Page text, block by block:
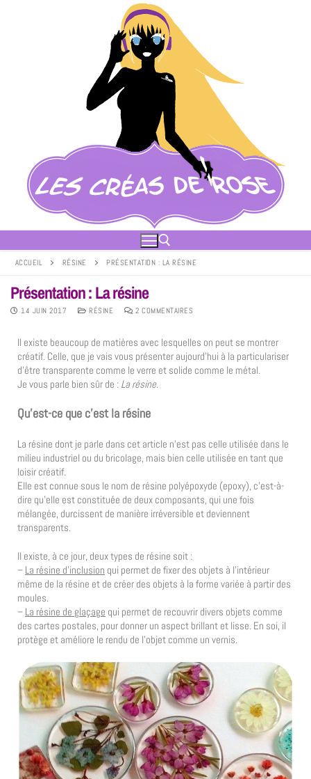
ACCUEIL RÉSINE PRÉSENTATION : LA RÉSINE
Présentation : La résine
14 JUIN 2017 RÉSINE 2 COMMENTAIRES
Il existe beaucoup de matières avec lesquelles on peut se montrer
créatif. Celle, que je vais vous présenter aujourd’hui à la particulariser
d’être transparente comme le verre et solide comme le métal.
Je vous parle bien sûr de : La résine.
Qu’est-ce que c’est la résine
La résine dont je parle dans cet article n’est pas celle utilisée dans le
milieu industriel ou du bricolage, mais bien celle utilisée en tant que
loisir créatif.
Elle est connue sous le nom de résine polyépoxyde (epoxy), c’est-à-
dire qu’elle est constituée de deux composants, qui une fois
mélangée, durcissent de manière irréversible et deviennent
transparents.
Il existe, à ce jour, deux types de résine soit :
– La résine d’inclusion qui permet de fixer des objets à l’intérieur
même de la résine et de créer des objets à la forme variée à partir des
moules.
– La résine de glaçage qui permet de recouvrir divers objets comme
des cartes postales, pour donner un aspect brillant et lisse. En soi, il
protège et améliore le rendu de l’objet comme un vernis.